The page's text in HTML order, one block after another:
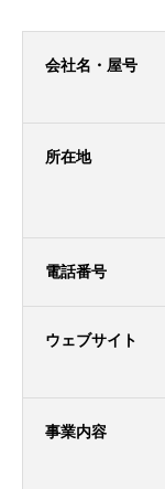
会社名・屋号
所在地
電話番号
ウェブサイト
事業内容